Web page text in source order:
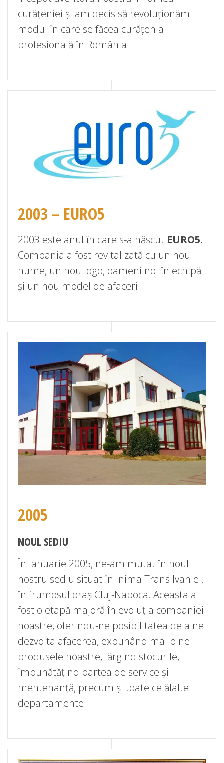
curățeniei și am decis să revoluționăm
modul în care se făcea curățenia
profesională în România.
2003 – EURO5
2003 este anul în care s-a născut EURO5.
Compania a fost revitalizată cu un nou
nume, un nou logo, oameni noi în echipă
și un nou model de afaceri.
2005
NOUL SEDIU
În ianuarie 2005, ne-am mutat în noul
nostru sediu situat în inima Transilvaniei,
în frumosul oraș Cluj-Napoca. Aceasta a
fost o etapă majoră în evoluția companiei
noastre, oferindu-ne posibilitatea de a ne
dezvolta afacerea, expunând mai bine
produsele noastre, lărgind stocurile,
îmbunătățind partea de service și
mentenanță, precum și toate celălalte
departamente.